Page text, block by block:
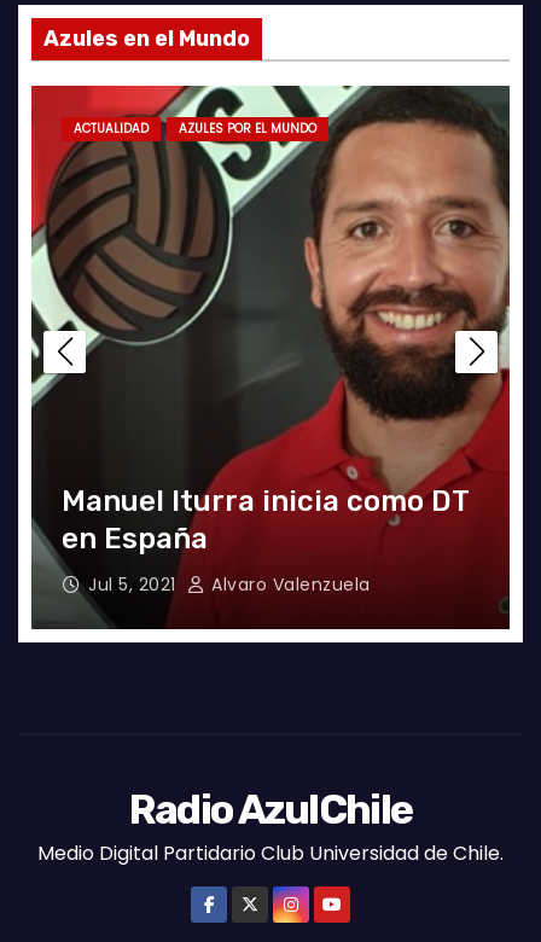
Azules en el Mundo
ACTUALIDAD AZULES POR EL MUNDO LA ROJA
El gran partido de Eugenio
Mena ante Argentina
Jun 4, 2021 Radio AzulChile
Radio AzulChile
Medio Digital Partidario Club Universidad de Chile.